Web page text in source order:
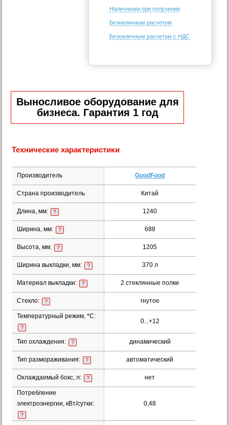
Наличными при получении
Безналичным расчетом
Безналичным расчетом с НДС
Выносливое оборудование для
бизнеса. Гарантия 1 год
Технические характеристики
Производитель GoodFood
Страна производитель Китай
Длина, мм: ? 1240
Ширина, мм: ? 688
Высота, мм: ? 1205
Ширина выкладки, мм: ? 370 л
Материал выкладки: ? 2 стеклянные полки
Стекло: ? гнутое
Температурный режим, *С:
?
0...+12
Тип охлаждения: ? динамический
Тип размораживания: ? автоматический
Охлаждаемый бокс, л: ? нет
Потребление
электроэнергии, кВт/сутки:
?
0,48